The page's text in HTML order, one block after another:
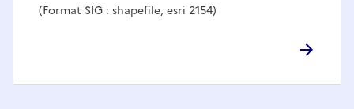
(Format SIG : shapefile, esri 2154)